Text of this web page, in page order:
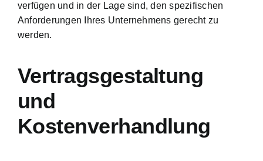
verfügen und in der Lage sind, den spezifischen
Anforderungen Ihres Unternehmens gerecht zu
werden.
Vertragsgestaltung
und
Kostenverhandlung